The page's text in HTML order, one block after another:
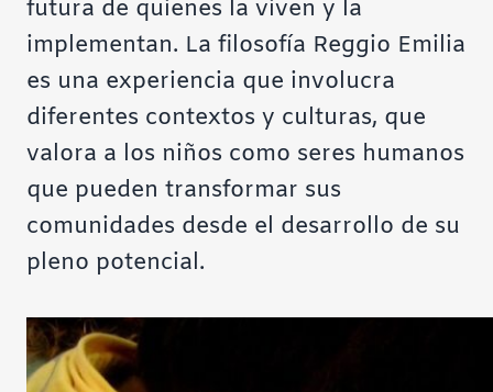
futura de quienes la viven y la
implementan. La filosofía Reggio Emilia
es una experiencia que involucra
diferentes contextos y culturas, que
valora a los niños como seres humanos
que pueden transformar sus
comunidades desde el desarrollo de su
pleno potencial.